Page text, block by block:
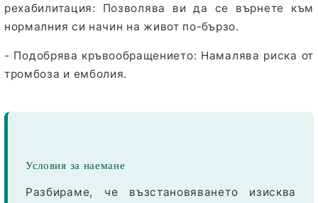
рехабилитация: Позволява ви да се върнете към
нормалния си начин на живот по-бързо.
- Подобрява кръвообращението: Намалява риска от
тромбоза и емболия.
Условия за наемане
Разбираме, че възстановяването изисква